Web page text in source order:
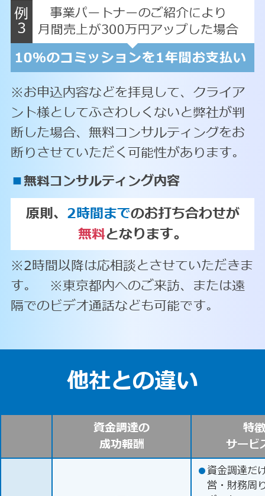
※お申込内容などを拝見して、クライア
ント様としてふさわしくないと弊社が判
断した場合、無料コンサルティングをお
断りさせていただく可能性があります。
■無料コンサルティング内容
原則、 2時間までのお打ち合わせが
無料となります。
※2時間以降は応相談とさせていただきま
す。 ※東京都内へのご来訪、または遠
隔でのビデオ通話なども可能です。
他社との違い
資金調達の
成功報酬
特
サービ
●資金調達だ
営・財務周